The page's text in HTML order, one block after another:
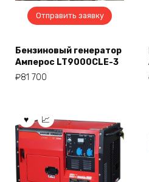
Отправить заявку
Бензиновый генератор
Амперос LT9000СLE-3
₽81 700